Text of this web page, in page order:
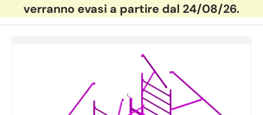
verranno evasi a partire dal 24/08/26.